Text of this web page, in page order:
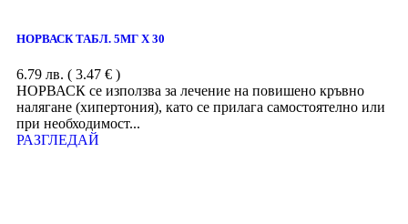
НОРВАСК ТАБЛ. 5МГ Х 30
6.79 лв. ( 3.47 € )
НОРВАСК се използва за лечение на повишено кръвно
налягане (хипертония), като се прилага самостоятелно или
при необходимост...
РАЗГЛЕДАЙ